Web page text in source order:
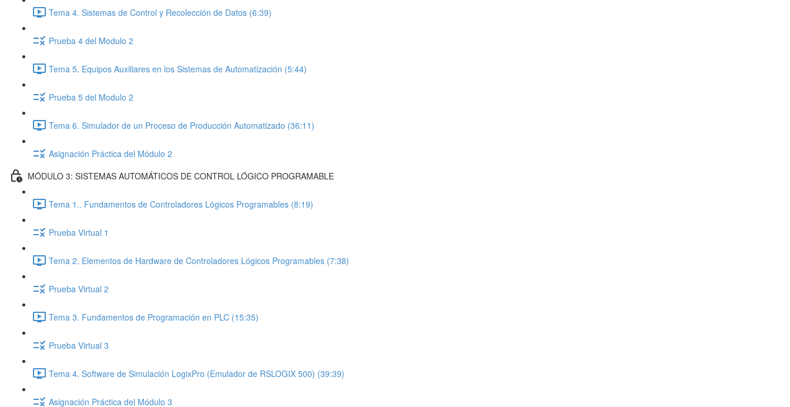
Tema 4. Sistemas de Control y Recolección de Datos (6:39)
Prueba 4 del Modulo 2
Tema 5. Equipos Auxiliares en los Sistemas de Automatización (5:44)
Prueba 5 del Modulo 2
Tema 6. Simulador de un Proceso de Producción Automatizado (36:11)
Asignación Práctica del Módulo 2
MÓDULO 3: SISTEMAS AUTOMÁTICOS DE CONTROL LÓGICO PROGRAMABLE
Tema 1.. Fundamentos de Controladores Lógicos Programables (8:19)
Prueba Virtual 1
Tema 2. Elementos de Hardware de Controladores Lógicos Programables (7:38)
Prueba Virtual 2
Tema 3. Fundamentos de Programación en PLC (15:35)
Prueba Virtual 3
Tema 4. Software de Simulación LogixPro (Emulador de RSLOGIX 500) (39:39)
Asignación Práctica del Módulo 3